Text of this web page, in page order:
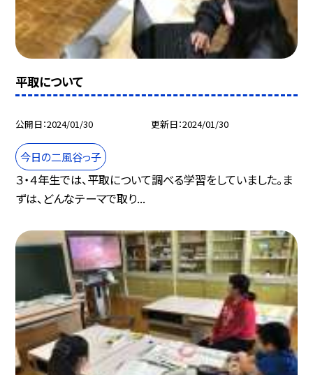
平取について
公開日 2024/01/30 更新日 2024/01/30
今日の二風谷っ子
３・４年生では、平取について調べる学習をしていました。ま
ずは、どんなテーマで取り...